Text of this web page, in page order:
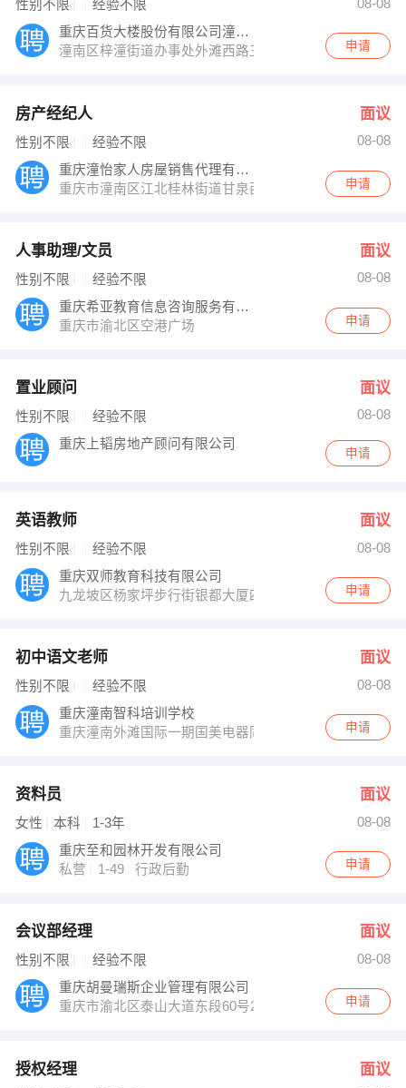
性别不限 经验不限
08-08
重庆百货大楼股份有限公司潼南商场
潼南区梓潼街道办事处外滩西路三号
申请
房产经纪人 面议
性别不限 经验不限
08-08
重庆潼怡家人房屋销售代理有限公司
重庆市潼南区江北桂林街道甘泉西路175号
申请
人事助理/文员 面议
性别不限 经验不限
08-08
重庆希亚教育信息咨询服务有限公司
重庆市渝北区空港广场
申请
置业顾问 面议
性别不限 经验不限
08-08
重庆上韬房地产顾问有限公司
申请
英语教师 面议
性别不限 经验不限
08-08
重庆双师教育科技有限公司
九龙坡区杨家坪步行街银都大厦四楼
申请
初中语文老师 面议
性别不限 经验不限
08-08
重庆潼南智科培训学校
重庆潼南外滩国际一期国美电器同层
申请
资料员 面议
女性 本科 1-3年
08-08
重庆至和园林开发有限公司
私营
1-49 行政后勤 申请
会议部经理 面议
性别不限 经验不限
08-08
重庆胡曼瑞斯企业管理有限公司
重庆市渝北区泰山大道东段60号2幢7楼
申请
授权经理 面议